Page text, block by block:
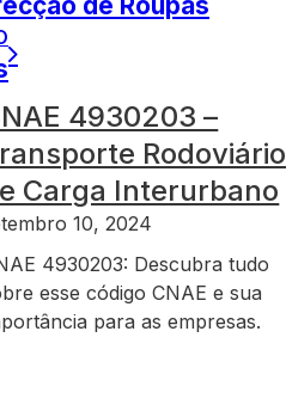
4930203 –
Rodoviário
Carga Interurbano
10, 2024
4930203: Descubra tudo
esse código CNAE e sua
para as empresas.